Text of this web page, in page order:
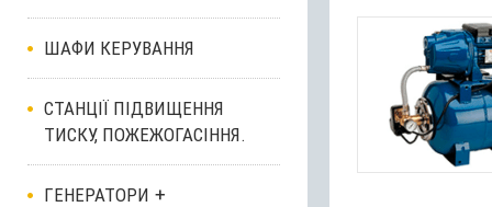
ШАФИ КЕРУВАННЯ
СТАНЦІЇ ПІДВИЩЕННЯ
ТИСКУ, ПОЖЕЖОГАСІННЯ.
ГЕНЕРАТОРИ